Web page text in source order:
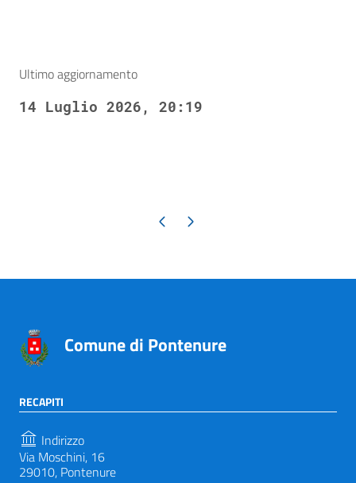
Ultimo aggiornamento
14 Luglio 2026, 20:19
Pagina precedente
Pagina successiva
Comune di Pontenure
RECAPITI
Indirizzo
Via Moschini, 16
29010, Pontenure